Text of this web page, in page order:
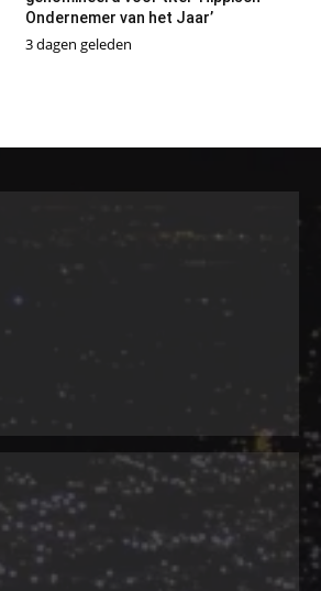
Ondernemer van het Jaar’
3 dagen geleden